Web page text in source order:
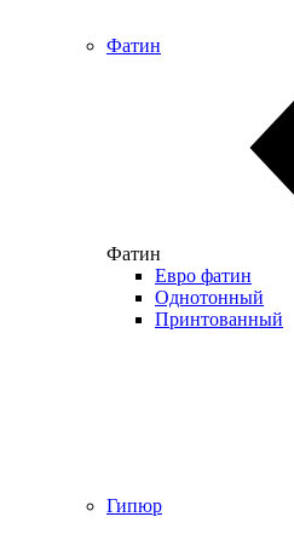
Фатин
Фатин
Евро фатин
Однотонный
Принтованный
Гипюр